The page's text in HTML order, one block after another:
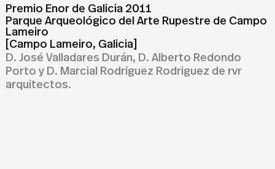
Premio Enor de Galicia 2011
Parque Arqueológico del Arte Rupestre de Campo
Lameiro
[Campo Lameiro, Galicia]
D. José Valladares Durán, D. Alberto Redondo
Porto y D. Marcial Rodríguez Rodriguez de rvr
arquitectos.